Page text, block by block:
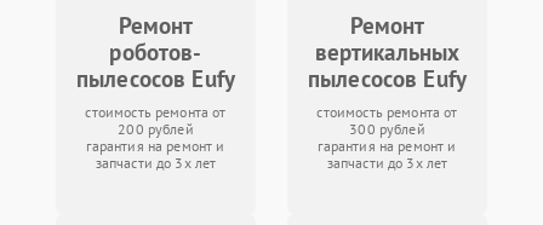
Ремонт
роботов-
пылесосов Eufy
стоимость ремонта от
200 рублей
гарантия на ремонт и
запчасти до 3х лет
Ремонт
вертикальных
пылесосов Eufy
стоимость ремонта от
300 рублей
гарантия на ремонт и
запчасти до 3х лет